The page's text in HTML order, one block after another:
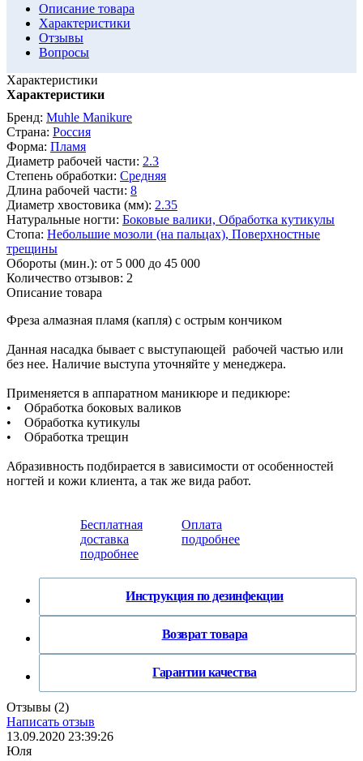
Характеристики
Характеристики
Бренд: Muhle Manikure
Страна: Россия
Форма: Пламя
Диаметр рабочей части: 2.3
Степень обработки: Средняя
Длина рабочей части: 8
Диаметр хвостовика (мм): 2.35
Натуральные ногти: Боковые валики, Обработка кутикулы
Стопа: Небольшие мозоли (на пальцах), Поверхностные
трещины
Обороты (мин.): от 5 000 до 45 000
Количество отзывов: 2
Описание товара
Характеристики
Отзывы
Вопросы
Описание товара
Фреза алмазная пламя (капля) с острым кончиком
Данная насадка бывает с выступающей рабочей частью или
без нее. Наличие выступа уточняйте у менеджера.
Применяется в аппаратном маникюре и педикюре:
• Обработка боковых валиков
• Обработка кутикулы
• Обработка трещин
Абразивность подбирается в зависимости от особенностей
ногтей и кожи клиента, а так же вида работ.
Бесплатная
доставка
подробнее
Оплата
подробнее
Инструкция по дезинфекции
Возврат товара
Гарантии качества
Отзывы (2)
Написать отзыв
13.09.2020 23:39:26
Юля